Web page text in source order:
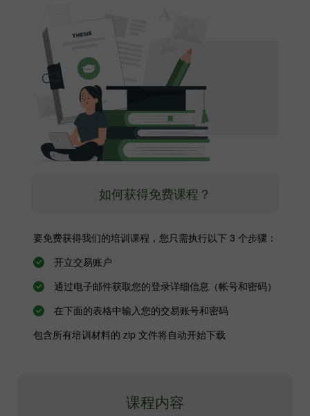
要免费获得我们的培训课程，您只需执行以下 3 个步骤：
开立交易账户
通过电子邮件获取您的登录详细信息（帐号和密码）
在下面的表格中输入您的交易账号和密码
包含所有培训材料的 zip 文件将自动开始下载
如何获得免费课程？
课程内容